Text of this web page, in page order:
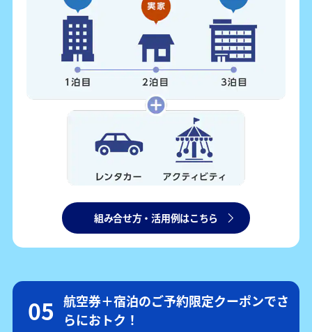
組み合せ方・活用例はこちら
航空券＋宿泊のご予約限定クーポンでさ
らにおトク！